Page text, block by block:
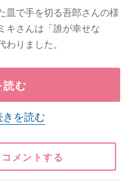
皿で手を切る吾郎さんの様
キさんは「誰が幸せな
りました。
読む
を読む
メントする